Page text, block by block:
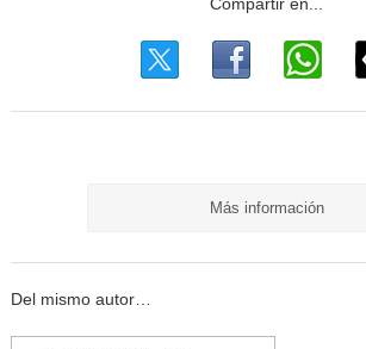
Más información
Del mismo autor…